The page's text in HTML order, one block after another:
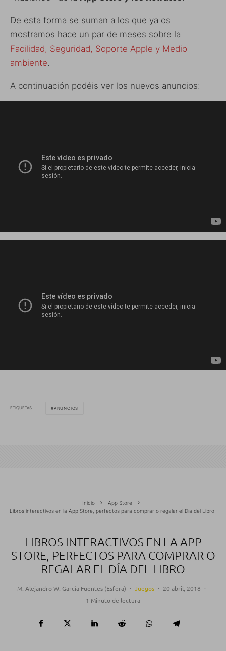
De esta forma se suman a los que ya os
mostramos hace un par de meses sobre la
Facilidad, Seguridad, Soporte Apple y Medio
ambiente.
A continuación podéis ver los nuevos anuncios:
ETIQUETAS ANUNCIOS
Inicio
App Store
Libros interactivos en la App Store, perfectos para comprar o regalar el Día del Libro
LIBROS INTERACTIVOS EN LA APP
STORE, PERFECTOS PARA COMPRAR O
REGALAR EL DÍA DEL LIBRO
M. Alejandro W. García Fuentes (Esfera) · Juegos · 20 abril, 2018 ·
1 Minuto de lectura